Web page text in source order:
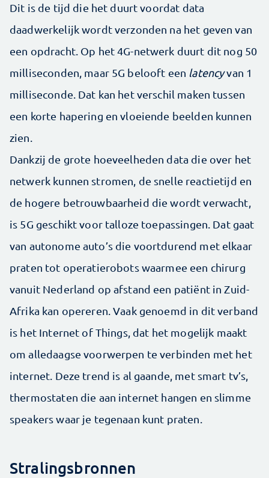
Dit is de tijd die het duurt voordat data
daadwerkelijk wordt verzonden na het geven van
een opdracht. Op het 4G-netwerk duurt dit nog 50
milliseconden, maar 5G belooft een latencyvan 1
milliseconde. Dat kan het verschil maken tussen
een korte hapering en vloeiende beelden kunnen
zien.
Dankzij de grote hoeveelheden data die over het
netwerk kunnen stromen, de snelle reactietijd en
de hogere betrouwbaarheid die wordt verwacht,
is 5G geschikt voor talloze toepassingen. Dat gaat
van autonome auto’s die voortdurend met elkaar
praten tot operatierobots waarmee een chirurg
vanuit Nederland op afstand een patiënt in Zuid-
Afrika kan opereren. Vaak genoemd in dit verband
is het Internet of Things, dat het mogelijk maakt
om alledaagse voorwerpen te verbinden met het
internet. Deze trend is al gaande, met smart tv’s,
thermostaten die aan internet hangen en slimme
speakers waar je tegenaan kunt praten.
Stralingsbronnen